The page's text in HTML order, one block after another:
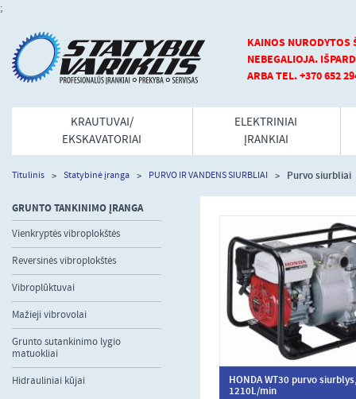
;
KAINOS NURODYTOS
NEBEGALIOJA.
ARBA TEL. +370 652
KRAUTUVAI/
EKSKAVATORIAI
ELEKTRINIAI
ĮRANKIAI
Titulinis Statybinė įranga PURVO IR VANDENS SIURBLIAI Purvo siurbliai
GRUNTO TANKINIMO ĮRANGA
Vienkryptės vibroplokštės
Reversinės vibroplokštės
Vibroplūktuvai
Mažieji vibrovolai
Grunto sutankinimo lygio
matuokliai
Hidrauliniai kūjai HONDA WT30 purvo
1210L/min